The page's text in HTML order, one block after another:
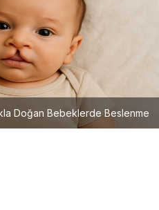
Doğan Bebeklerde Beslenme